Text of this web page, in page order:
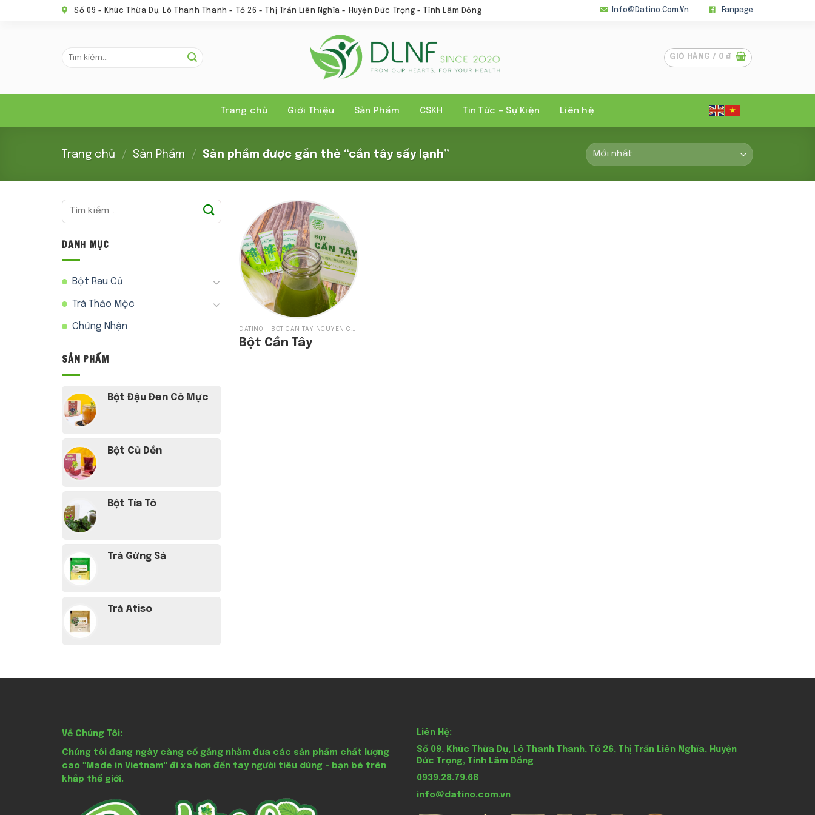
Số 09 - Khúc Thừa Dụ, Lô Thanh Thanh - Tổ 26 - Thị Trấn Liên Nghĩa - Huyện Đức Trọng - Tỉnh Lâm Đồng Info@datino.com.vn Fanpage
Tìm
GIỎ HÀNG / 0₫
Trang chủ Giới Thiệu Sản Phẩm CSKH Tin Tức – Sự Kiện Liên hệ
Trang chủ / Sản Phẩm / Sản phẩm được gắn thẻ “cần tây sấy lạnh”
Tìm
kiếm:
DANH MỤC
Bột Rau Củ
Trà Thảo Mộc
Chứng Nhận
SẢN PHẨM
Bột Đậu Đen Cỏ Mực
Bột Củ Dền
Bột Tía Tô
Trà Gừng Sả
Trà Atiso
DATINO - BỘT CẦN TÂY NGUYÊN CHẤT
Bột Cần Tây
Về Chúng Tôi:
Chúng tôi đang ngày càng cố gắng nhằm đưa các sản phẩm chất lượng
cao "Made in Vietnam" đi xa hơn đến tay người tiêu dùng - bạn bè trên
khắp thế giới.
Liên Hệ:
Số 09, Khúc Thừa Dụ, Lô Thanh Thanh, Tổ 26, Thị Trấn Liên Nghĩa, Huyện
Đức Trọng, Tỉnh Lâm Đồng
0939.28.79.68
info@datino.com.vn